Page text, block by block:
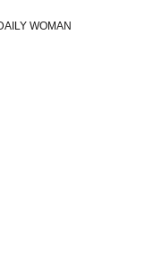
WOMAN